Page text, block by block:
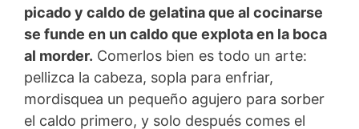
picado y caldo de gelatina que al cocinarse
se funde en un caldo que explota en la boca
al morder. Comerlos bien es todo un arte:
pellizca la cabeza, sopla para enfriar,
mordisquea un pequeño agujero para sorber
el caldo primero, y solo después comes el